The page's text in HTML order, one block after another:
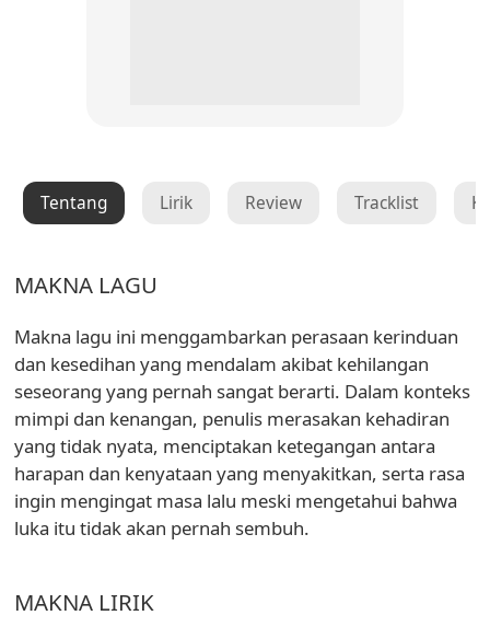
Tentang Lirik Review Tracklist
MAKNA LAGU
Makna lagu ini menggambarkan perasaan kerinduan
dan kesedihan yang mendalam akibat kehilangan
seseorang yang pernah sangat berarti. Dalam konteks
mimpi dan kenangan, penulis merasakan kehadiran
yang tidak nyata, menciptakan ketegangan antara
harapan dan kenyataan yang menyakitkan, serta rasa
ingin mengingat masa lalu meski mengetahui bahwa
luka itu tidak akan pernah sembuh.
MAKNA LIRIK